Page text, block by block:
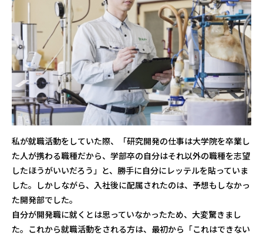
私が就職活動をしていた際、「研究開発の仕事は大学院を卒業し
た人が携わる職種だから、学部卒の自分はそれ以外の職種を志望
したほうがいいだろう」と、勝手に自分にレッテルを貼っていま
した。しかしながら、入社後に配属されたのは、予想もしなかっ
た開発部でした。
自分が開発職に就くとは思っていなかったため、大変驚きまし
た。これから就職活動をされる方は、最初から「これはできない